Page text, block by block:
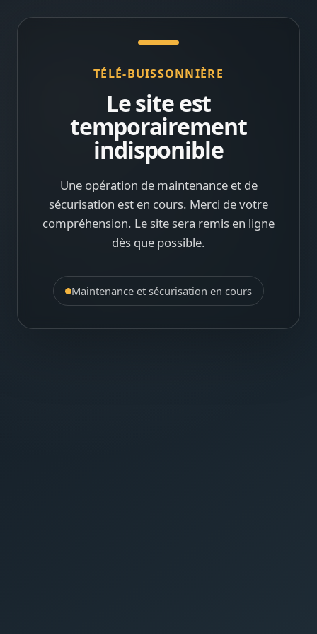
TÉLÉ-BUISSONNIÈRE
Le site est
temporairement
indisponible
Une opération de maintenance et de
sécurisation est en cours. Merci de votre
compréhension. Le site sera remis en ligne
dès que possible.
Maintenance et sécurisation en cours